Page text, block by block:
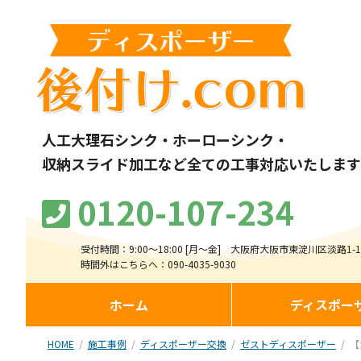
ディスポーザー
後付け.com
人工大理石シンク・ホーローシンク・
収納スライド加工など全ての工事対応いたします
0120-107-234
受付時間：9:00～18:00 [月〜金]
大阪府大阪市東淀川区淡路1-
時間外はこちらへ：090-4035-9030
ホーム ディスポー
HOME 施工事例 ディスポーザー交換 ゼストディスポーザー